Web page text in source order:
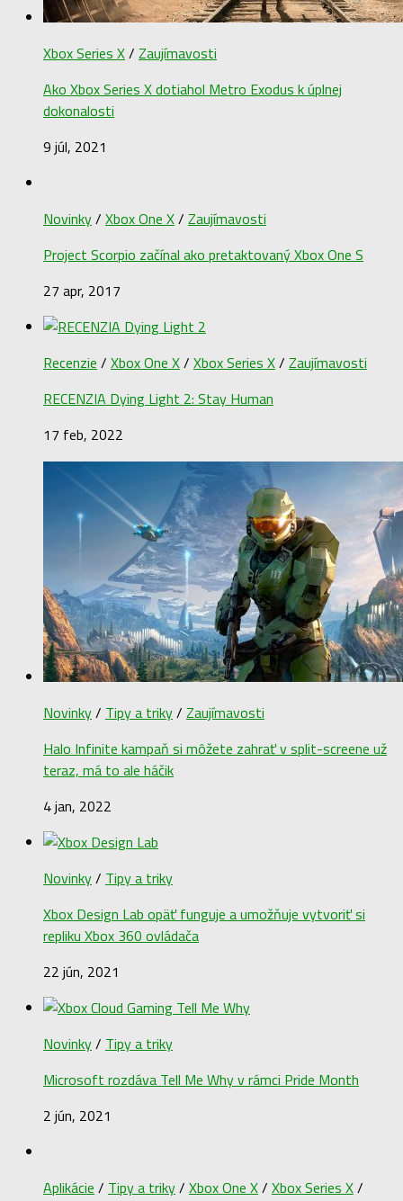
Xbox Series X/ Zaujímavosti
Ako Xbox Series X dotiahol Metro Exodus k úplnej
dokonalosti
9 júl, 2021
Novinky/ Xbox One X/ Zaujímavosti
Project Scorpio začínal ako pretaktovaný Xbox One S
27 apr, 2017
Recenzie / Xbox One X/ Xbox Series X/ Zaujímavosti
RECENZIA Dying Light 2: Stay Human
17 feb, 2022
Novinky/ Tipy a triky/ Zaujímavosti
Halo Infinite kampaň si môžete zahrať v split-screene už
teraz, má to ale háčik
4 jan, 2022
Novinky/ Tipy a triky
Xbox Design Lab opäť funguje a umožňuje vytvoriť si
repliku Xbox 360 ovládača
22 jún, 2021
Novinky/ Tipy a triky
Microsoft rozdáva Tell Me Why v rámci Pride Month
2 jún, 2021
Aplikácie / Tipy a triky/ Xbox One X/ Xbox Series X/